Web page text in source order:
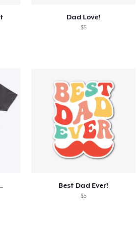
Dad Love!
$5
Best Dad Ever!
$5